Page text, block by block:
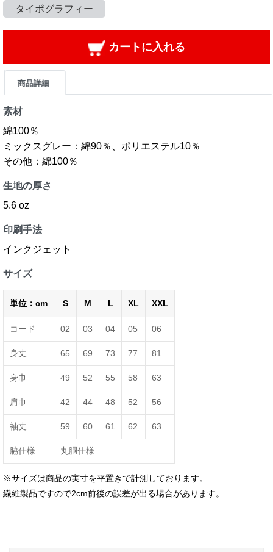
タイポグラフィー
カートに入れる
商品詳細
素材
綿100％
ミックスグレー：綿90％、ポリエステル10％
その他：綿100％
生地の厚さ
5.6 oz
印刷手法
インクジェット
サイズ
単位：cm S M L XL XXL
コード 02 03 04 05 06
身丈 65 69 73 77 81
身巾 49 52 55 58 63
肩巾 42 44 48 52 56
袖丈 59 60 61 62 63
脇仕様 丸胴仕様
※サイズは商品の実寸を平置きで計測しております。
繊維製品ですので2cm前後の誤差が出る場合があります。